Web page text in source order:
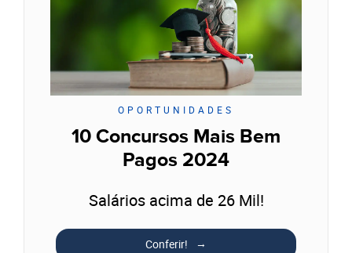
OPORTUNIDADES
10 Concursos Mais Bem
Pagos 2024
Salários acima de 26 Mil!
Conferir!